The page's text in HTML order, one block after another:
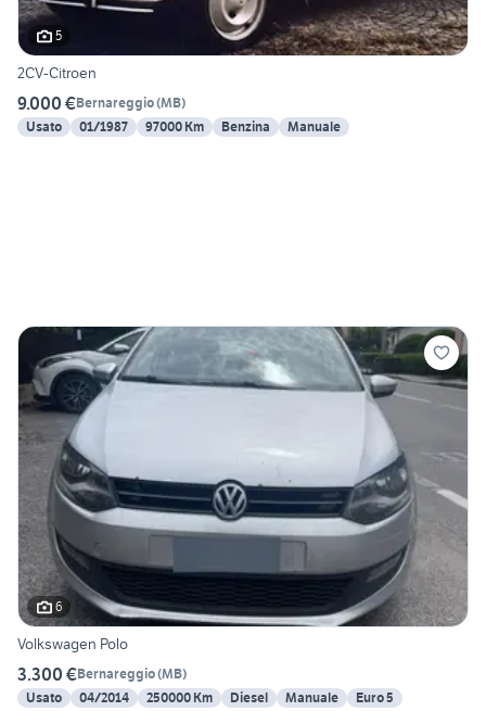
5
2CV-Citroen
9.000 €Bernareggio(MB)
Usato
01/1987 97000 Km Benzina Manuale
6
Volkswagen Polo
3.300 €Bernareggio(MB)
Usato
04/2014 250000 Km Diesel Manuale Euro 5